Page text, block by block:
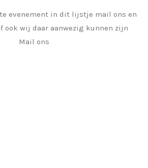
evenement in dit lijstje mail ons en
ook wij daar aanwezig kunnen zijn
Mail ons